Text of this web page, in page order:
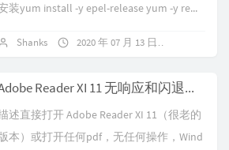
装yum install -y epel-release yum -y re...
Shanks 2020 年 07 月 13 日
Adobe Reader XI 11 无响应和闪退问题
述直接打开 Adobe Reader XI 11（很老的
本）或打开任何pdf，无任何操作，Wind